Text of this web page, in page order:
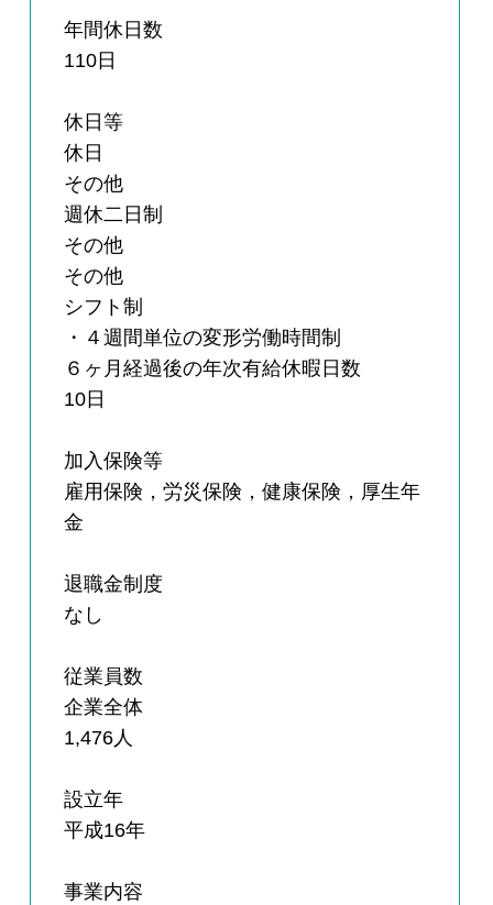
年間休日数
110日
休日等
休日
その他
週休二日制
その他
その他
シフト制
・４週間単位の変形労働時間制
６ヶ月経過後の年次有給休暇日数
10日
加入保険等
雇用保険，労災保険，健康保険，厚生年
金
退職金制度
なし
従業員数
企業全体
1,476人
設立年
平成16年
事業内容